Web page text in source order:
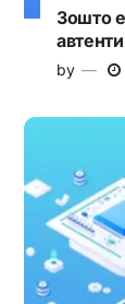
Зошто
by